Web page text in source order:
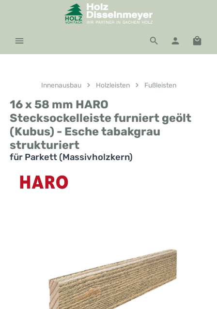
Zum Hauptinhalt springen
Innenausbau Holzleisten Fußleisten
16 x 58 mm HARO
Stecksockelleiste furniert geölt
(Kubus) - Esche tabakgrau
strukturiert
für Parkett (Massivholzkern)